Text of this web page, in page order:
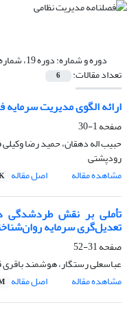
دوره و شماره:دوره 19، شماره 74، تابستان 1398، صفحه 1-167
تعداد مقالات: 6
ارائه الگوی مدیریت
صفحه1-30
حبیب اله دهقان، حمید رضا
رودپشتی
مشاهده مقاله
اصل مقاله
تأملی بر نقش طردشدگی
تعدیل‌گری سرمایه
صفحه31-52
عباسعلی رستگار، هوشمند باقری
مشاهده مقاله
اصل مقاله